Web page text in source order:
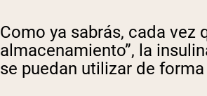
Como ya sabrás, cada vez
almacenamiento”, la
se puedan utilizar de